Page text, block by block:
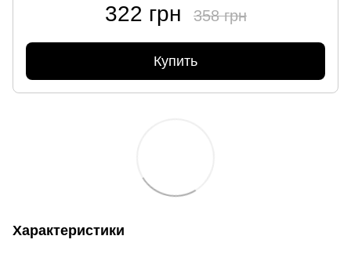
322 грн 358 грн
Купить
Характеристики